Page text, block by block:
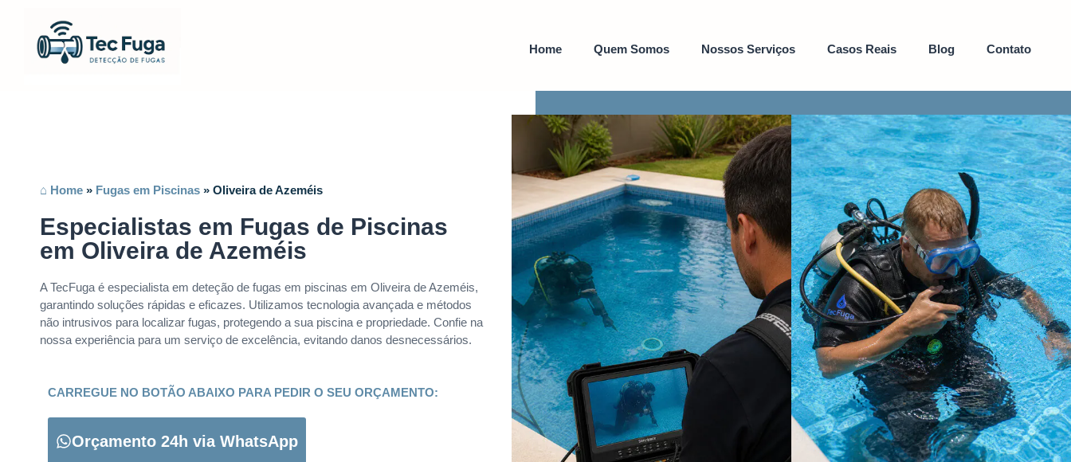
Home Quem Somos Nossos Serviços Casos Reais Blog Contato
⌂ Home » Fugas em Piscinas » Oliveira de Azeméis
Especialistas em Fugas de Piscinas
em Oliveira de Azeméis
A TecFuga é especialista em deteção de fugas em piscinas em Oliveira de Azeméis,
garantindo soluções rápidas e eficazes. Utilizamos tecnologia avançada e métodos
não intrusivos para localizar fugas, protegendo a sua piscina e propriedade. Confie na
nossa experiência para um serviço de excelência, evitando danos desnecessários.
CARREGUE NO BOTÃO ABAIXO PARA PEDIR O SEU ORÇAMENTO:
Orçamento 24h via WhatsApp